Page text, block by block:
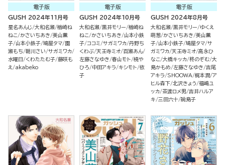
電子版
GUSH 2024年11月号
星名あんじ 大和名瀬 楢崎ね
ねこ
かさいちあき 美山薫
子 山本小鉄子 鳩屋タマ 園
瀬もち 朝川さい サガミワカ
水曜日
くわたたむ子 藤咲も
え
akabeko
電子版
GUSH 2024年10月号
大和名瀬 黒井モリー 楢崎ね
ねこ
かさいちあき
山本小鉄
子 ココミ サガミワカ 丹野ち
くわぶ 天王寺ミオ 百瀬あん
左藤さなゆき 春山モト 橈や
ひろ
中田アキラ キシモト 依
子
電子版
GUSH 2024年8月号
大和名瀬 黒井モリー
ゆくえ
萌葱 かさいちあき 美山薫
子 山本小鉄子 鳩屋タマ サ
ガミワカ 天王寺ミオ 高永ひ
なこ 大橋キッカ 柊のぞむ 大
島かもめ 左藤さなゆき 吉尾
アキラ SHOOWA 梶本潤 ア
ヒル森下 北沢きょう 福嶋ユ
ッカ 茶渡ロメ男 吉井ハルア
キ 三田六十 碗島子